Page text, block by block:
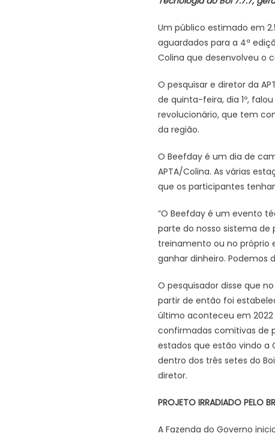
Um público estimado em
aguardados para a 4ª
Colina que desenvolveu o
O pesquisar e diretor da
de quinta-feira, dia 1º,
revolucionário, que tem
da região.
O Beefday é um dia de
APTA/Colina. As várias
que os participantes
“O Beefday é um evento
parte do nosso sistema de
treinamento ou no próprio
ganhar dinheiro. Podemos
O pesquisador disse que
partir de então foi
último aconteceu em 2022
confirmadas comitivas de
estados que estão vindo a
dentro dos três setes do
diretor.
PROJETO IRRADIADO PELO
A Fazenda do Governo